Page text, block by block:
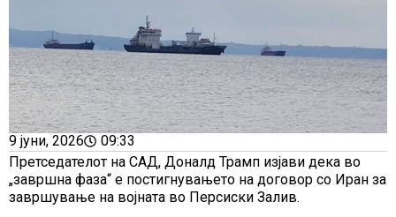
9 јуни, 2026
09:33
Претседателот на САД, Доналд Трамп изјави дека во
„завршна фаза“ е постигнувањето на договор со Иран за
завршување на војната во Персиски Залив.